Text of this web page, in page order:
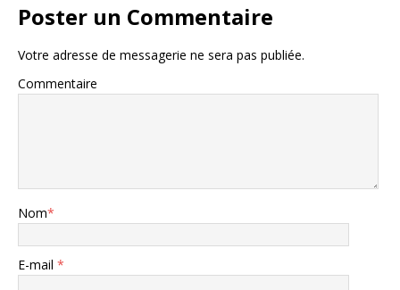
Poster un Commentaire
Votre adresse de messagerie ne sera pas publiée.
Commentaire
Nom*
E-mail *